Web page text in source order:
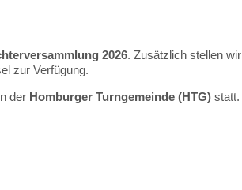
2026. Zusätzlich stellen wir
zur Verfügung.
der Homburger Turngemeinde (HTG)statt.